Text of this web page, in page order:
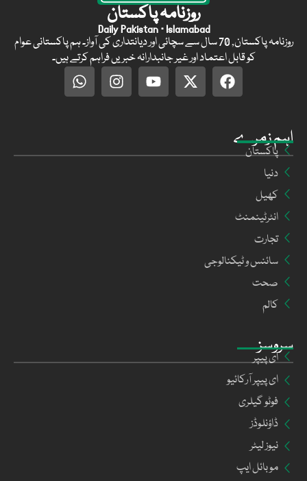
سروسز
ای پیپر
ای پیپر آرکائیو
فوٹو گیلری
ڈاؤنلوڈز
نیوز لیٹر
موبائل ایپ
اہم زمرے
پاکستان
دنیا
کھیل
انٹرٹینمنٹ
تجارت
سائنس و ٹیکنالوجی
صحت
کالم
روزنامہ پاکستان
Daily Pakistan · Islamabad
روزنامہ پاکستان, 70 سال سے سچائی اور دیانتداری کی آواز۔ ہم پاکستانی عوام
کو قابل اعتماد اور غیر جانبدارانہ خبریں فراہم کرتے ہیں۔